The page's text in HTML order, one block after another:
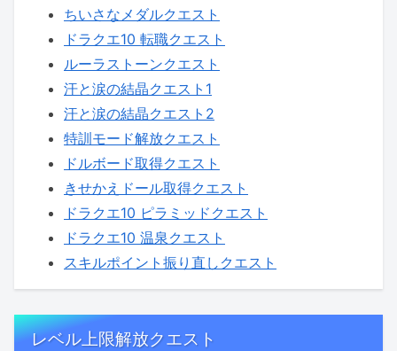
ちいさなメダルクエスト
ドラクエ10 転職クエスト
ルーラストーンクエスト
汗と涙の結晶クエスト1
汗と涙の結晶クエスト2
特訓モード解放クエスト
ドルボード取得クエスト
きせかえドール取得クエスト
ドラクエ10 ピラミッドクエスト
ドラクエ10 温泉クエスト
スキルポイント振り直しクエスト
レベル上限解放クエスト